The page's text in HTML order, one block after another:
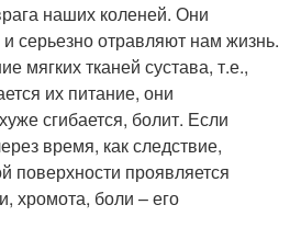
наших коленей. Они
серьезно отравляют нам жизнь.
мягких тканей сустава, т.е.,
их питание, они
сгибается, болит. Если
время, как следствие,
поверхности проявляется
хромота, боли – его